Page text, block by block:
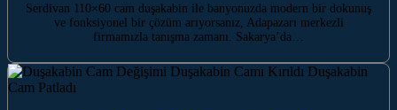
Serdivan 110×60 cam duşakabin ile banyonuzda modern bir dokunuş
ve fonksiyonel bir çözüm arıyorsanız, Adapazarı merkezli
firmamızla tanışma zamanı. Sakarya’da…